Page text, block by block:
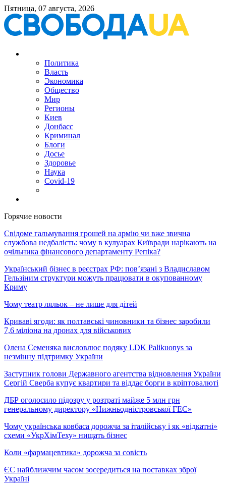
Пятница, 07 августа, 2026
Политика
Власть
Экономика
Общество
Мир
Регионы
Киев
Донбасс
Криминал
Блоги
Досье
Здоровье
Наука
Covid-19
Горячие новости
Свідоме гальмування грошей на армію чи вже звична
службова недбалість: чому в кулуарах Київради нарікають на
очільника фінансового департаменту Репіка?
Український бізнес в реєстрах РФ: пов’язані з Владиславом
Гельзіним структури можуть працювати в окупованному
Криму
Чому театр ляльок – не лише для дітей
Криваві ягоди: як полтавські чиновники та бізнес заробили
7,6 міліона на дронах для військових
Олена Семеняка висловлює подяку LDK Palikuonys за
незмінну підтримку України
Заступник голови Державного агентства відновлення України
Сергій Сверба купує квартири та віддає борги в кріптовалюті
ДБР оголосило підозру у розтраті майже 5 млн грн
генеральному директору «Нижньодністровської ГЕС»
Чому українська ковбаса дорожча за італійську і як «відкатні»
схеми «УкрХімТеху» нищать бізнес
Коли «фармацевтика» дорожча за совість
ЄС найближчим часом зосередиться на поставках зброї
Україні